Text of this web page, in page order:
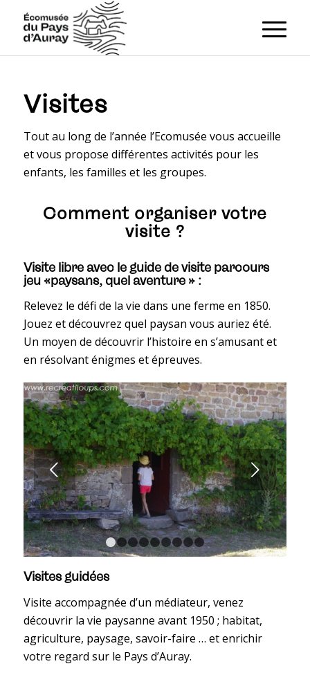
Visites
Tout au long de l’année l’Ecomusée vous accueille
et vous propose différentes activités pour les
enfants, les familles et les groupes.
Comment organiser votre
visite ?
Visite libre avec le guide de visite parcours
jeu «paysans, quel aventure » :
Relevez le défi de la vie dans une ferme en 1850.
Jouez et découvrez quel paysan vous auriez été.
Un moyen de découvrir l’histoire en s’amusant et
en résolvant énigmes et épreuves.
Suivant
1 2 3 4 5 6 7 8 9
Visites guidées
Visite accompagnée d’un médiateur, venez
découvrir la vie paysanne avant 1950 ; habitat,
agriculture, paysage, savoir-faire … et enrichir
votre regard sur le Pays d’Auray.